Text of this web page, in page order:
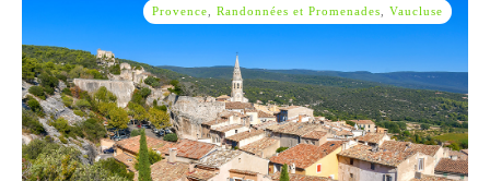
Provence Randonnées et Promenades Vaucluse